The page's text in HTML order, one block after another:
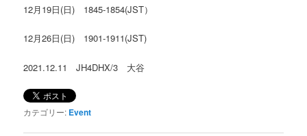
12月19日(日) 1845-1854(JST）
12月26日(日) 1901-1911(JST)
2021.12.11 JH4DHX/3 大谷
カテゴリー: Event